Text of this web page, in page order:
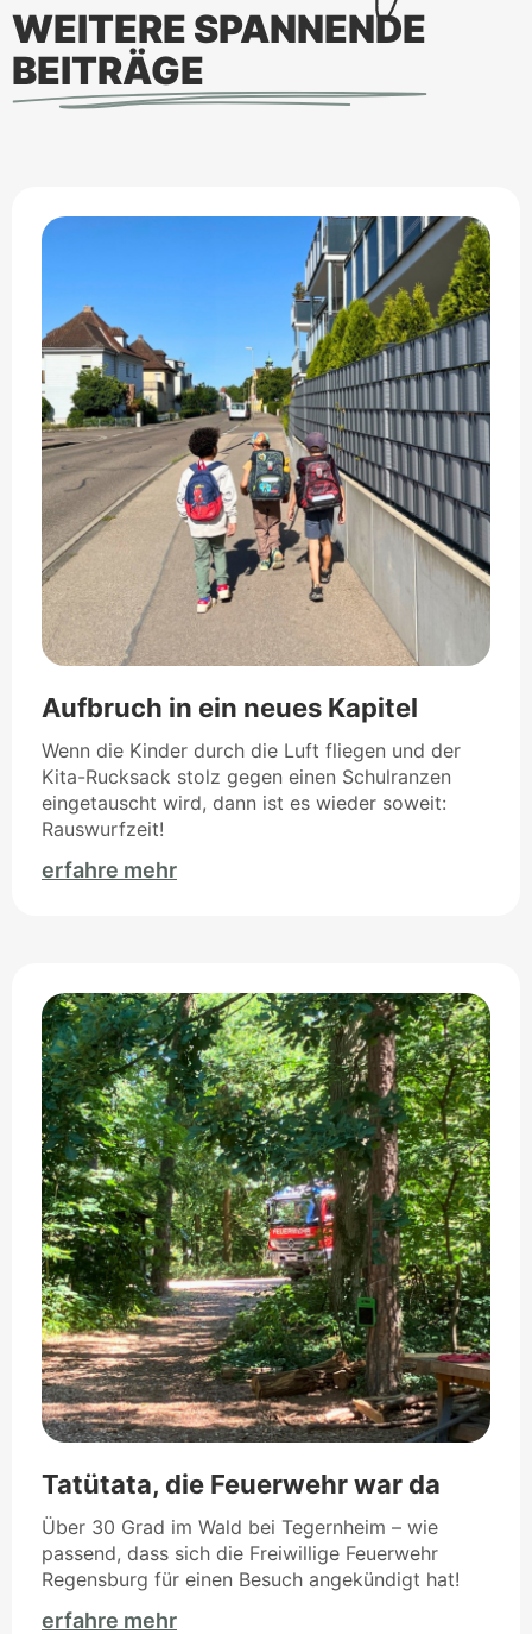
WEITERE SPANNENDE
BEITRÄGE
Aufbruch in ein neues Kapitel
Wenn die Kinder durch die Luft fliegen und der
Kita-Rucksack stolz gegen einen Schulranzen
eingetauscht wird, dann ist es wieder soweit:
Rauswurfzeit!
erfahre mehr
Tatütata, die Feuerwehr war da
Über 30 Grad im Wald bei Tegernheim – wie
passend, dass sich die Freiwillige Feuerwehr
Regensburg für einen Besuch angekündigt hat!
erfahre mehr